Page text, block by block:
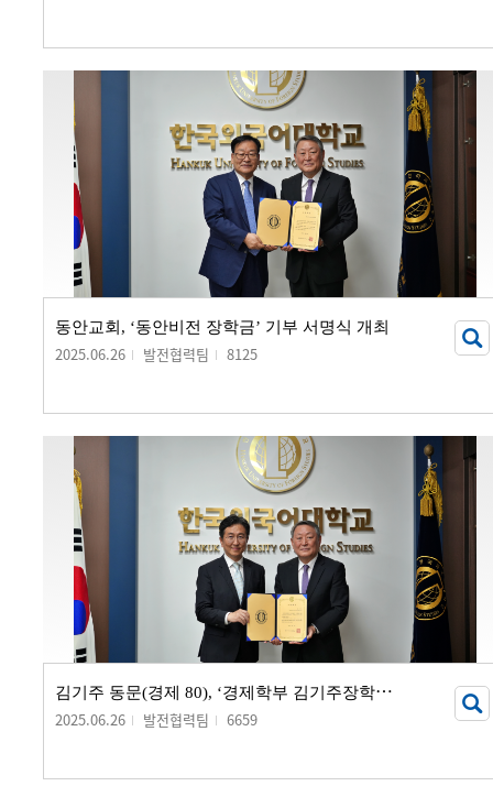
동안교회, ‘동안비전 장학금’ 기부 서명식 개최
2025.06.26 발전협력팀 8125
김
기주 동문(경제 80), ‘경제학부 김기주장학금’ 기부 서명식 개최
2025.06.26 발전협력팀 6659